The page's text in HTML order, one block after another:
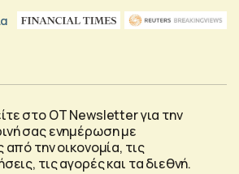
στο OT Newsletter για την
σας ενημέρωση με
από την οικονομία, τις
τις αγορές και τα διεθνή.